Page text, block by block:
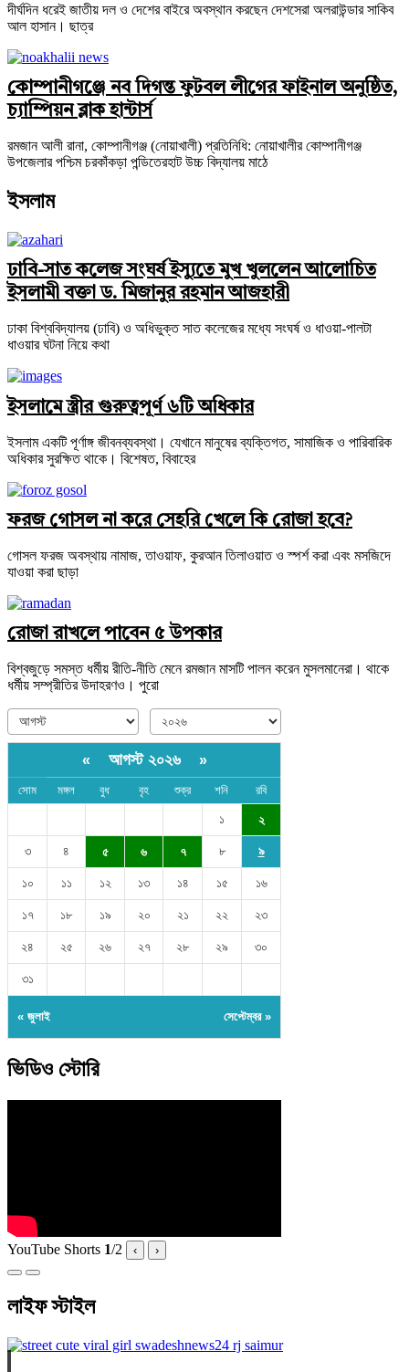
দীর্ঘদিন ধরেই জাতীয় দল ও দেশের বাইরে অবস্থান করছেন দেশসেরা অলরাউন্ডার সাকিব
আল হাসান। ছাত্র
কোম্পানীগঞ্জে নব দিগন্ত ফুটবল লীগের ফাইনাল অনুষ্ঠিত,
চ্যাম্পিয়ন ব্লাক হান্টার্স
রমজান আলী রানা, কোম্পানীগঞ্জ (নোয়াখালী) প্রতিনিধি: নোয়াখালীর কোম্পানীগঞ্জ
উপজেলার পশ্চিম চরকাঁকড়া পন্ডিতেরহাট উচ্চ বিদ্যালয় মাঠে
ইসলাম
ঢাবি-সাত কলেজ সংঘর্ষ ইস্যুতে মুখ খুললেন আলোচিত
ইসলামী বক্তা ড. মিজানুর রহমান আজহারী
ঢাকা বিশ্ববিদ্যালয় (ঢাবি) ও অধিভুক্ত সাত কলেজের মধ্যে সংঘর্ষ ও ধাওয়া-পালটা
ধাওয়ার ঘটনা নিয়ে কথা
ইসলামে স্ত্রীর গুরুত্বপূর্ণ ৬টি অধিকার
ইসলাম একটি পূর্ণাঙ্গ জীবনব্যবস্থা। যেখানে মানুষের ব্যক্তিগত, সামাজিক ও পারিবারিক
অধিকার সুরক্ষিত থাকে। বিশেষত, বিবাহের
ফরজ গোসল না করে সেহরি খেলে কি রোজা হবে?
গোসল ফরজ অবস্থায় নামাজ, তাওয়াফ, কুরআন তিলাওয়াত ও স্পর্শ করা এবং মসজিদে
যাওয়া করা ছাড়া
রোজা রাখলে পাবেন ৫ উপকার
বিশ্বজুড়ে সমস্ত ধর্মীয় রীতি-নীতি মেনে রমজান মাসটি পালন করেন মুসলমানেরা। থাকে
ধর্মীয় সম্প্রীতির উদাহরণও। পুরো
« আগস্ট ২০২৬ »
সোম মঙ্গল বুধ বৃহ শুক্র শনি রবি
১ ২
৩ ৪ ৫ ৬ ৭ ৮ ৯
১০ ১১ ১২ ১৩ ১৪ ১৫ ১৬
১৭ ১৮ ১৯ ২০ ২১ ২২ ২৩
২৪ ২৫ ২৬ ২৭ ২৮ ২৯ ৩০
৩১
« জুলাই সেপ্টেম্বর »
ভিডিও স্টোরি
YouTube Shorts 1/2 ‹ ›
লাইফ স্টাইল